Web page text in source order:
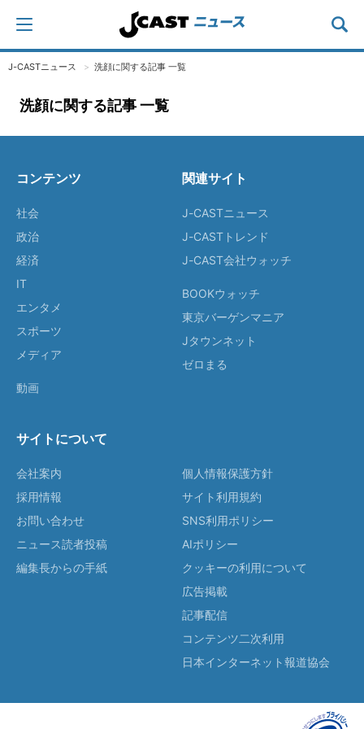
J-CASTニュース 洗顔に関する記事 一覧
洗顔に関する記事 一覧
コンテンツ
社会
政治
経済
IT
エンタメ
スポーツ
メディア
動画
関連サイト
J-CASTニュース
J-CASTトレンド
J-CAST会社ウォッチ
BOOKウォッチ
東京バーゲンマニア
Jタウンネット
ゼロまる
サイトについて
会社案内
採用情報
お問い合わせ
ニュース読者投稿
編集長からの手紙
個人情報保護方針
サイト利用規約
SNS利用ポリシー
AIポリシー
クッキーの利用について
広告掲載
記事配信
コンテンツ二次利用
日本インターネット報道協会